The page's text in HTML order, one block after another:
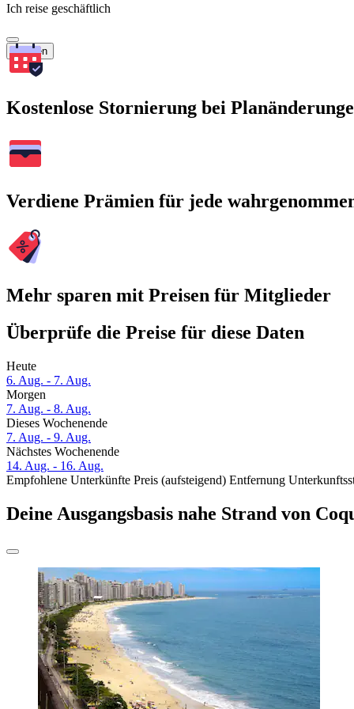
Ich reise geschäftlich
Suchen
Kostenlose Stornierung bei
Verdiene Prämien für jede
Mehr sparen mit Preisen für Mitglieder
Überprüfe die Preise für diese Daten
Heute
6. Aug. - 7. Aug.
Morgen
7. Aug. - 8. Aug.
Dieses Wochenende
7. Aug. - 9. Aug.
Nächstes Wochenende
14. Aug. - 16. Aug.
Empfohlene Unterkünfte Preis (aufsteigend) Entfernung
Deine Ausgangsbasis nahe Strand von